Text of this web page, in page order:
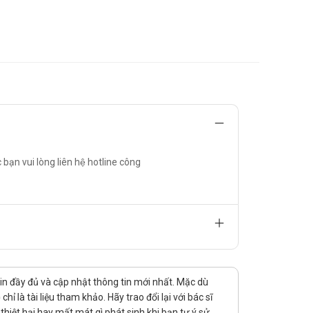
vui lòng liên hệ hotline công
đầy đủ và cập nhật thông tin mới nhất. Mặc dù
là tài liệu tham khảo. Hãy trao đổi lại với bác sĩ